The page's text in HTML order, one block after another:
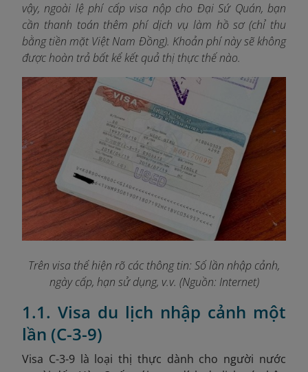
vậy, ngoài lệ phí cấp visa nộp cho Đại Sứ Quán, bạn
cần thanh toán thêm phí dịch vụ làm hồ sơ (chỉ thu
bằng tiền mặt Việt Nam Đồng). Khoản phí này sẽ không
được hoàn trả bất kể kết quả thị thực thế nào.
Trên visa thể hiện rõ các thông tin: Số lần nhập cảnh,
ngày cấp, hạn sử dụng, v.v. (Nguồn: Internet)
1.1. Visa du lịch nhập cảnh một
lần (C-3-9)
Visa C-3-9 là loại thị thực dành cho người nước